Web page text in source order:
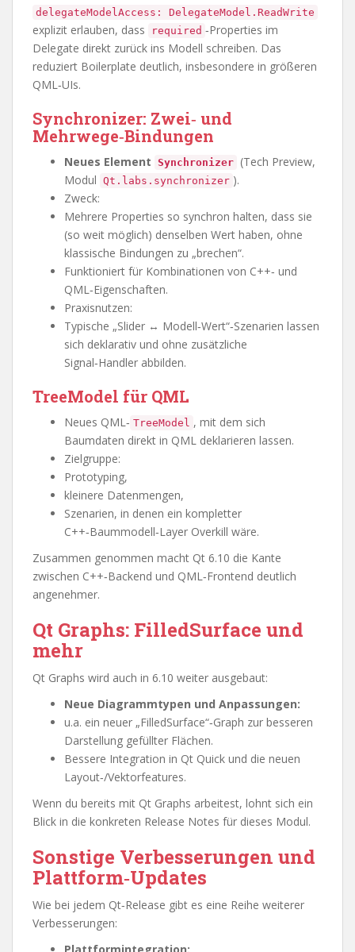
delegateModelAccess: DelegateModel.ReadWrite
explizit erlauben, dass required ‑Properties im
Delegate direkt zurück ins Modell schreiben. Das
reduziert Boilerplate deutlich, insbesondere in größeren
QML‑UIs.
Synchronizer: Zwei‑ und
Mehrwege‑Bindungen
Neues Element Synchronizer (Tech Preview,
Modul Qt.labs.synchronizer ).
Zweck:
Mehrere Properties so synchron halten, dass sie
(so weit möglich) denselben Wert haben, ohne
klassische Bindungen zu „brechen“.
Funktioniert für Kombinationen von C++‑ und
QML‑Eigenschaften.
Praxisnutzen:
Typische „Slider ↔ Modell‑Wert“‑Szenarien lassen
sich deklarativ und ohne zusätzliche
Signal‑Handler abbilden.
TreeModel für QML
Neues QML‑ TreeModel , mit dem sich
Baumdaten direkt in QML deklarieren lassen.
Zielgruppe:
Prototyping,
kleinere Datenmengen,
Szenarien, in denen ein kompletter
C++‑Baummodell‑Layer Overkill wäre.
Zusammen genommen macht Qt 6.10 die Kante
zwischen C++‑Backend und QML‑Frontend deutlich
angenehmer.
Qt Graphs: FilledSurface und
mehr
Qt Graphs wird auch in 6.10 weiter ausgebaut:
Neue Diagrammtypen und Anpassungen:
u.a. ein neuer „FilledSurface“‑Graph zur besseren
Darstellung gefüllter Flächen.
Bessere Integration in Qt Quick und die neuen
Layout‑/Vektorfeatures.
Wenn du bereits mit Qt Graphs arbeitest, lohnt sich ein
Blick in die konkreten Release Notes für dieses Modul.
Sonstige Verbesserungen und
Plattform‑Updates
Wie bei jedem Qt‑Release gibt es eine Reihe weiterer
Verbesserungen: